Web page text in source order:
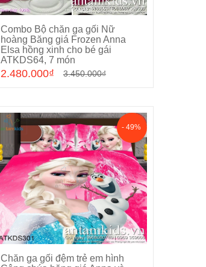
Cho vào giỏ hàng
Combo Bộ chăn ga gối Nữ
hoàng Băng giá Frozen Anna
Elsa hồng xinh cho bé gái
ATKDS64, 7 món
2.480.000₫ 3.450.000₫
Chọn sản phẩm
- 49%
Chăn ga gối đệm trẻ em hình